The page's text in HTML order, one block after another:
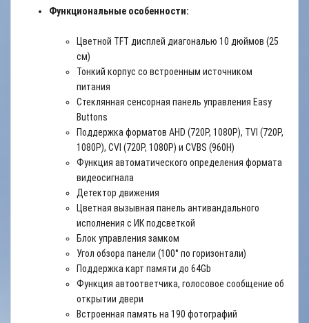
Функциональные особенности:
Цветной TFT дисплей диагональю 10 дюймов (25
см)
Тонкий корпус со встроенным источником
питания
Стеклянная сенсорная панель управления Easy
Buttons
Поддержка форматов AHD (720P, 1080P), TVI (720P,
1080P), CVI (720P, 1080P) и CVBS (960H)
Функция автоматического определения формата
видеосигнала
Детектор движения
Цветная вызывная панель антивандального
исполнения с ИК подсветкой
Блок управления замком
Угол обзора панели (100° по горизонтали)
Поддержка карт памяти до 64Gb
Функция автоответчика, голосовое сообщение об
открытии двери
Встроенная память на 190 фотографий